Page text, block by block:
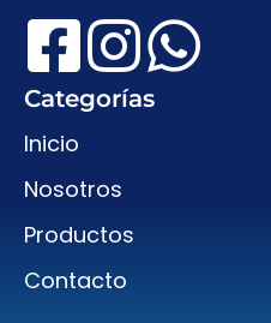
Categorías
Inicio
Nosotros
Productos
Contacto